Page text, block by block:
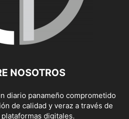
NOSOTROS
diario panameño comprometido
de calidad y veraz a través de
digitales.